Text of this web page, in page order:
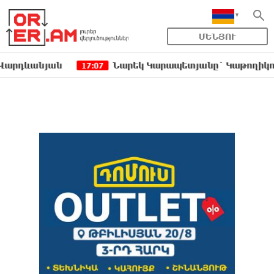
ՄԵՆՅՈՒ
17:07 Նարեկ Կարապետյանը` Կաթողիկոսին